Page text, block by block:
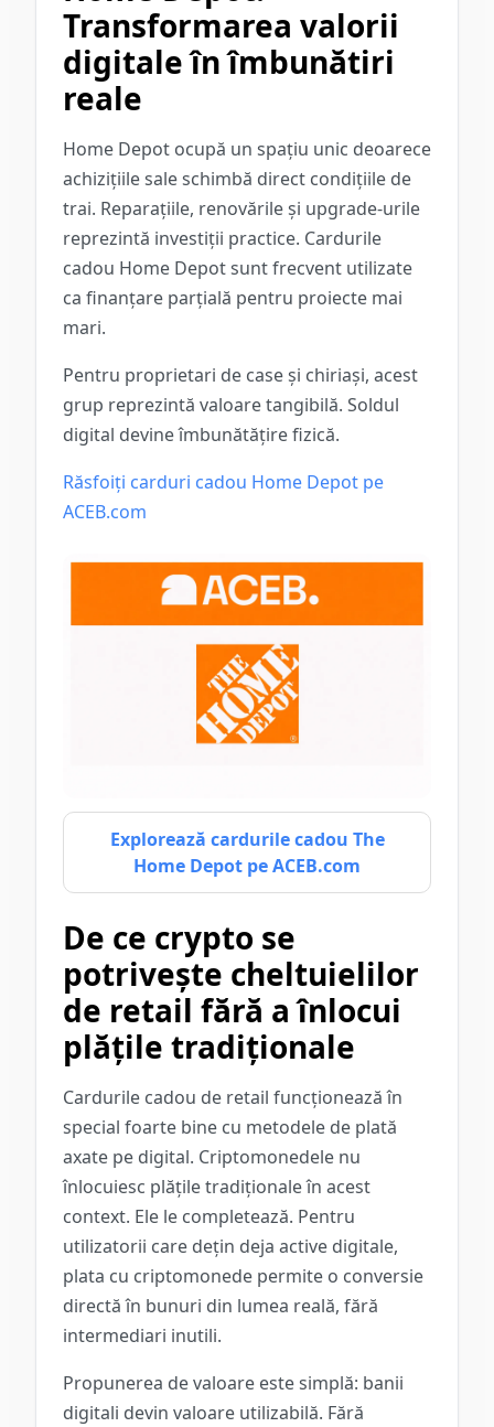
Transformarea valorii
digitale în îmbunătiri
reale
Home Depot ocupă un spațiu unic deoarece
achizițiile sale schimbă direct condițiile de
trai. Reparațiile, renovările și upgrade-urile
reprezintă investiții practice. Cardurile
cadou Home Depot sunt frecvent utilizate
ca finanțare parțială pentru proiecte mai
mari.
Pentru proprietari de case și chiriași, acest
grup reprezintă valoare tangibilă. Soldul
digital devine îmbunătățire fizică.
Răsfoiți carduri cadou Home Depot pe
ACEB.com
Explorează cardurile cadou The
Home Depot pe ACEB.com
De ce crypto se
potrivește cheltuielilor
de retail fără a înlocui
plățile tradiționale
Cardurile cadou de retail funcționează în
special foarte bine cu metodele de plată
axate pe digital. Criptomonedele nu
înlocuiesc plățile tradiționale în acest
context. Ele le completează. Pentru
utilizatorii care dețin deja active digitale,
plata cu criptomonede permite o conversie
directă în bunuri din lumea reală, fără
intermediari inutili.
Propunerea de valoare este simplă: banii
digitali devin valoare utilizabilă. Fără